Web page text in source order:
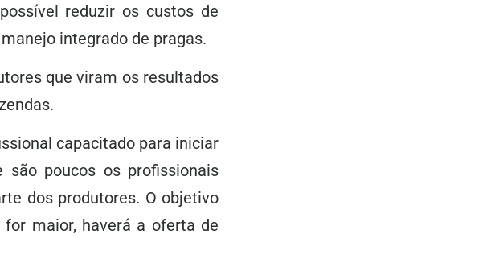
reduzir os custos de
integrado de pragas.
que viram os resultados
capacitado para iniciar
são poucos os profissionais
dos produtores. O objetivo
maior, haverá a oferta de